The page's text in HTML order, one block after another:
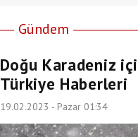
Gündem
Doğu Karadeniz
Türkiye Haberleri
19.02.2023 - Pazar 01:34